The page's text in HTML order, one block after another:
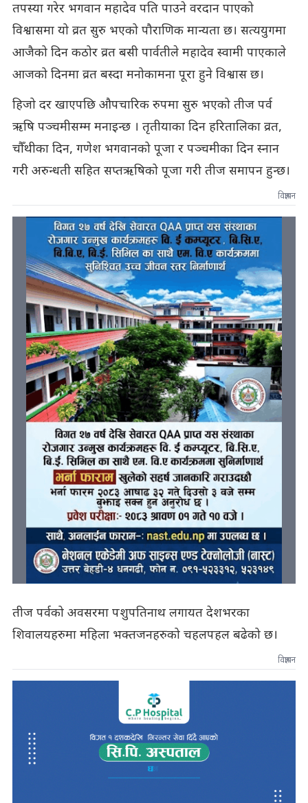
तपस्या गरेर भगवान महादेव पति पाउने वरदान पाएको
विश्वासमा यो व्रत सुरु भएको पौराणिक मान्यता छ। सत्ययुगमा
आजैको दिन कठोर व्रत बसी पार्वतीले महादेव स्वामी पाएकाले
आजको दिनमा व्रत बस्दा मनोकामना पूरा हुने विश्वास छ।
हिजो दर खाएपछि औपचारिक रुपमा सुरु भएको तीज पर्व
ऋषि पञ्चमीसम्म मनाइन्छ । तृतीयाका दिन हरितालिका व्रत,
चौँथीका दिन, गणेश भगवानको पूजा र पञ्चमीका दिन स्नान
गरी अरुन्धती सहित सप्तऋषिको पूजा गरी तीज समापन हुन्छ।
विज्ञापन
तीज पर्वको अवसरमा पशुपतिनाथ लगायत देशभरका
शिवालयहरुमा महिला भक्तजनहरुको चहलपहल बढेको छ।
विज्ञापन